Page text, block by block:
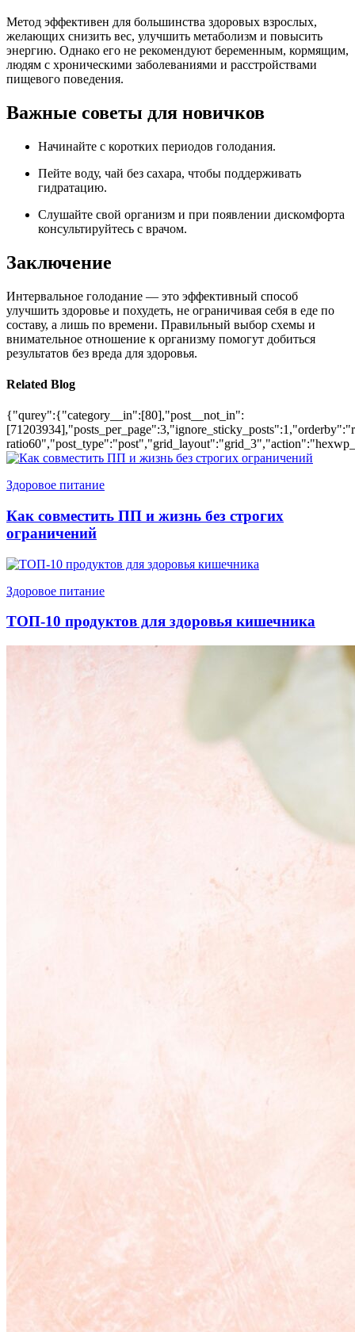
Метод эффективен для большинства здоровых взрослых,
желающих снизить вес, улучшить метаболизм и повысить
энергию. Однако его не рекомендуют беременным, кормящим,
людям с хроническими заболеваниями и расстройствами
пищевого поведения.
Важные советы для новичков
Начинайте с коротких периодов голодания.
Пейте воду, чай без сахара, чтобы поддерживать
гидратацию.
Слушайте свой организм и при появлении дискомфорта
консультируйтесь с врачом.
Заключение
Интервальное голодание — это эффективный способ
улучшить здоровье и похудеть, не ограничивая себя в еде по
составу, а лишь по времени. Правильный выбор схемы и
внимательное отношение к организму помогут добиться
результатов без вреда для здоровья.
Related Blog
{"qurey":{"category__in":[80],"post__not_in":
Здоровое питание
Как совместить ПП и жизнь без строгих
ограничений
Здоровое питание
ТОП-10 продуктов для здоровья кишечника